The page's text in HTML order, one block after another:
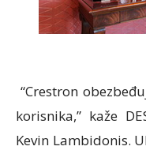
“Crestron
korisnika,” kaže
Kevin Lambidonis.